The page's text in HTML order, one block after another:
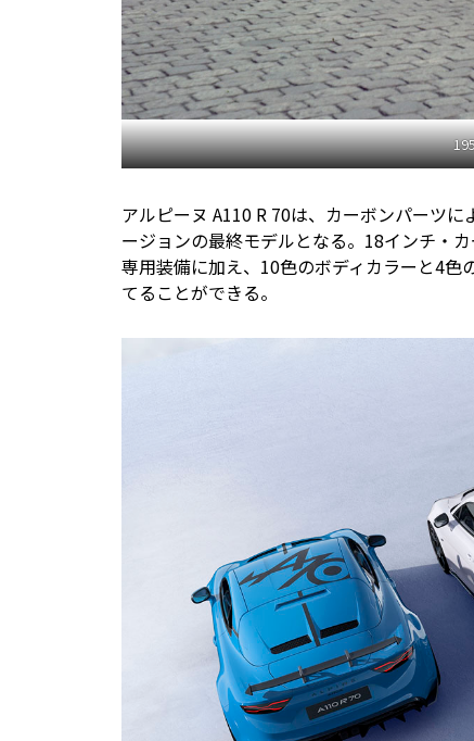
アルピーヌ A110 R 70は、カーボンパーツ
ージョンの最終モデルとなる。18インチ・
専用装備に加え、10色のボディカラーと4
てることができる。